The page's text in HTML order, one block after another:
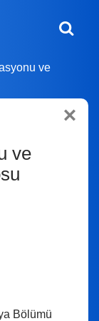
ve
Bölümü